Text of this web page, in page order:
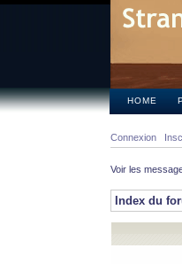
HOME
Connexion
Voir les
Index du